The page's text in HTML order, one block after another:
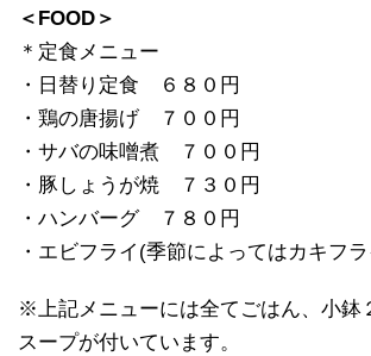
＜FOOD＞
＊定食メニュー
・日替り定食 ６８０円
・鶏の唐揚げ ７００円
・サバの味噌煮 ７００円
・豚しょうが焼 ７３０円
・ハンバーグ ７８０円
・エビフライ(季節によってはカキフ
※上記メニューには全てごはん、小鉢
スープが付いています。